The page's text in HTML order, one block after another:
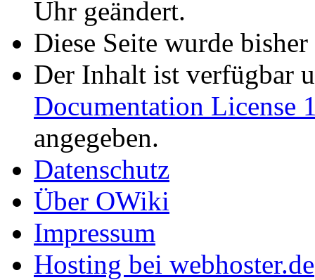
Uhr geändert.
Diese Seite wurde
Der Inhalt ist verfügbar
Documentation License
angegeben.
Datenschutz
Über OWiki
Impressum
Hosting bei webhoster.de